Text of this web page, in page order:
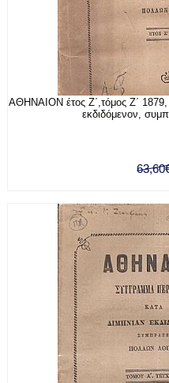
ΑΘΗΝΑΙΟΝ έτος Ζ΄,τόμος Ζ΄ 1879,
εκδιδόμενον,